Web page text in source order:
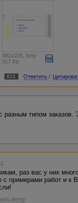
481x225, bmp
317 Kb
#24 Ответить /
разным типом
раз вас у них
примерами работ и к
ветку